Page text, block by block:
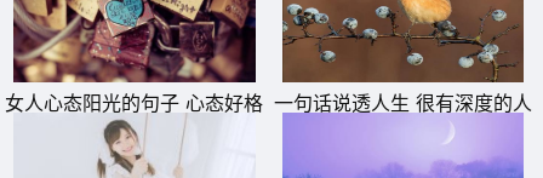
11、只有经历过地狱般的磨练，才能创造出天堂的力量。
12、低头要有勇气，抬头要有底气。
女人心态阳光的句子 心态好格
局大的句子
一句话说透人生 很有深度的人